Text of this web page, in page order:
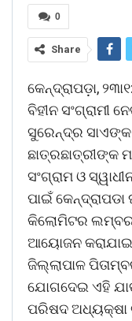
0
Share
କେନ୍ଦ୍ରାପଡ଼ା,
ବିହୀନ ସଂଗ୍ରାମୀ
ସୁରେନ୍ଦ୍ର
ଛାତ୍ରଛାତ୍ରୀଙ୍କ
ସଂଗ୍ରାମ ଓ
ପାଇଁ
କିଲୋମିଟର ଲମ୍ବର
ଆୟୋଜନ
ଜିଲ୍ଲାପାଳ
ଯୋଗଦେଇ ଏହି
ପରିଷଦ ଅଧ୍ୟକ୍ଷା